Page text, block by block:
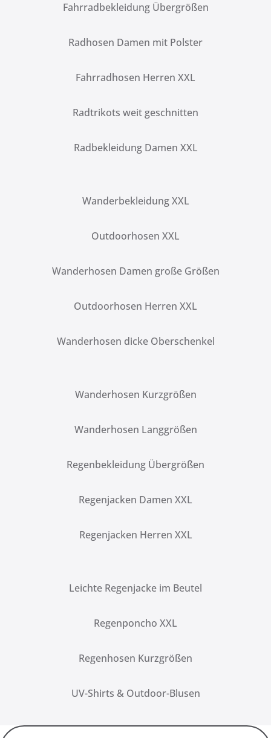
Fahrradbekleidung Übergrößen
Radhosen Damen mit Polster
Fahrradhosen Herren XXL
Radtrikots weit geschnitten
Radbekleidung Damen XXL
Wanderbekleidung XXL
Outdoorhosen XXL
Wanderhosen Damen große Größen
Outdoorhosen Herren XXL
Wanderhosen dicke Oberschenkel
Wanderhosen Kurzgrößen
Wanderhosen Langgrößen
Regenbekleidung Übergrößen
Regenjacken Damen XXL
Regenjacken Herren XXL
Leichte Regenjacke im Beutel
Regenponcho XXL
Regenhosen Kurzgrößen
UV-Shirts & Outdoor-Blusen